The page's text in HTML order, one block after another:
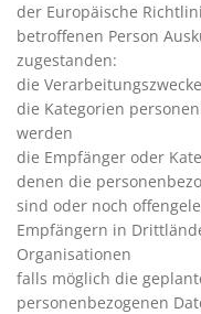
der Europäische
betroffenen Person
zugestanden:
die Verarbeitungszwecke
die Kategorien
werden
die Empfänger oder
denen die
sind oder noch
Empfängern in
Organisationen
falls möglich die
personenbezogenen